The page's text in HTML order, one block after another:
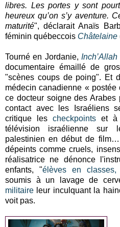
libres. Les portes y sont
heureux qu’on s’y aventure.
maturité", déclarait Anaïs
féminin québeccois Châtelaine
Tourné en Jordanie, Inch’Allah
documentaire émaillé de
"scènes coups de poing". Et
médecin canadienne «
ce docteur soigne des Arabes
contact avec les Israéliens
critique lescheckpoints et à
télévision israélienne sur
palestinien en début de
dépeints comme cruels,
réalisatrice ne dénonce
enfants, "élèves en
soumis à un lavage de
militaire leur inculquant la
voit pas.